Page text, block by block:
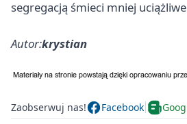
segregacją śmieci mniej
Autor:krystian
Zaobserwuj nas! Facebook